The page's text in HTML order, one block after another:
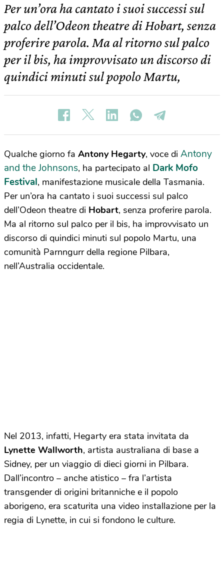
Per un’ora ha cantato i suoi successi sul
palco dell’Odeon theatre di Hobart, senza
proferire parola. Ma al ritorno sul palco
per il bis, ha improvvisato un discorso di
quindici minuti sul popolo Martu,
Qualche giorno fa Antony Hegarty, voce di Antony
and the Johnsons, ha partecipato al Dark Mofo
Festival, manifestazione musicale della Tasmania.
Per un’ora ha cantato i suoi successi sul palco
dell’Odeon theatre di Hobart, senza proferire parola.
Ma al ritorno sul palco per il bis, ha improvvisato un
discorso di quindici minuti sul popolo Martu, una
comunità Parnngurr della regione Pilbara,
nell’Australia occidentale.
Nel 2013, infatti, Hegarty era stata invitata da
Lynette Wallworth, artista australiana di base a
Sidney, per un viaggio di dieci giorni in Pilbara.
Dall’incontro – anche atistico – fra l’artista
transgender di origini britanniche e il popolo
aborigeno, era scaturita una video installazione per la
regia di Lynette, in cui si fondono le culture.